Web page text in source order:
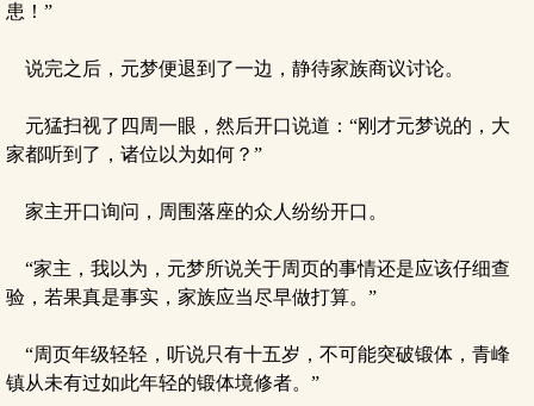
患！”
说完之后，元梦便退到了一边，静待家族商议讨论。
元猛扫视了四周一眼，然后开口说道：“刚才元梦说的，大
家都听到了，诸位以为如何？”
家主开口询问，周围落座的众人纷纷开口。
“家主，我以为，元梦所说关于周页的事情还是应该仔细查
验，若果真是事实，家族应当尽早做打算。”
“周页年级轻轻，听说只有十五岁，不可能突破锻体，青峰
镇从未有过如此年轻的锻体境修者。”